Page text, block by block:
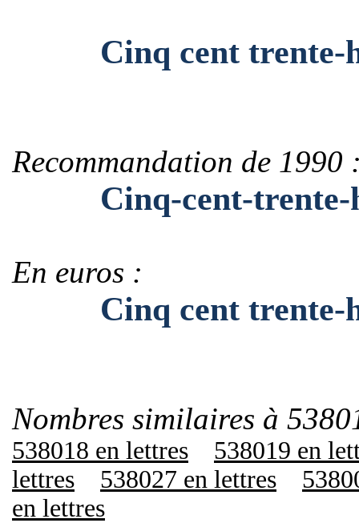
Cinq cent trente-
Recommandation de 1990
Cinq-cent-trente-
En euros :
Cinq cent trente-
Nombres similaires à
538018 en lettres
538019 en
lettres
538027 en lettres
en lettres